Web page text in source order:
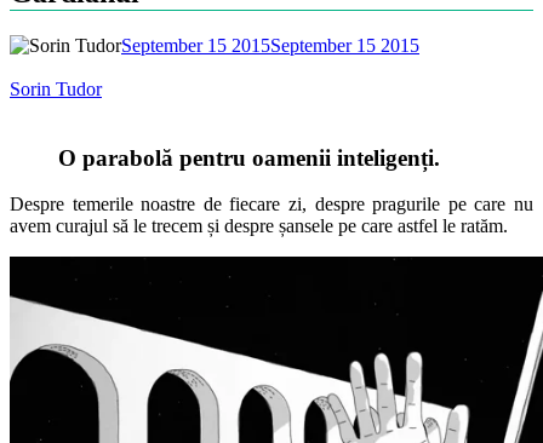
September 15 2015September 15 2015
Sorin Tudor
O parabolă pentru oamenii inteligenți.
Despre temerile noastre de fiecare zi, despre pragurile pe care nu
avem curajul să le trecem și despre șansele pe care astfel le ratăm.